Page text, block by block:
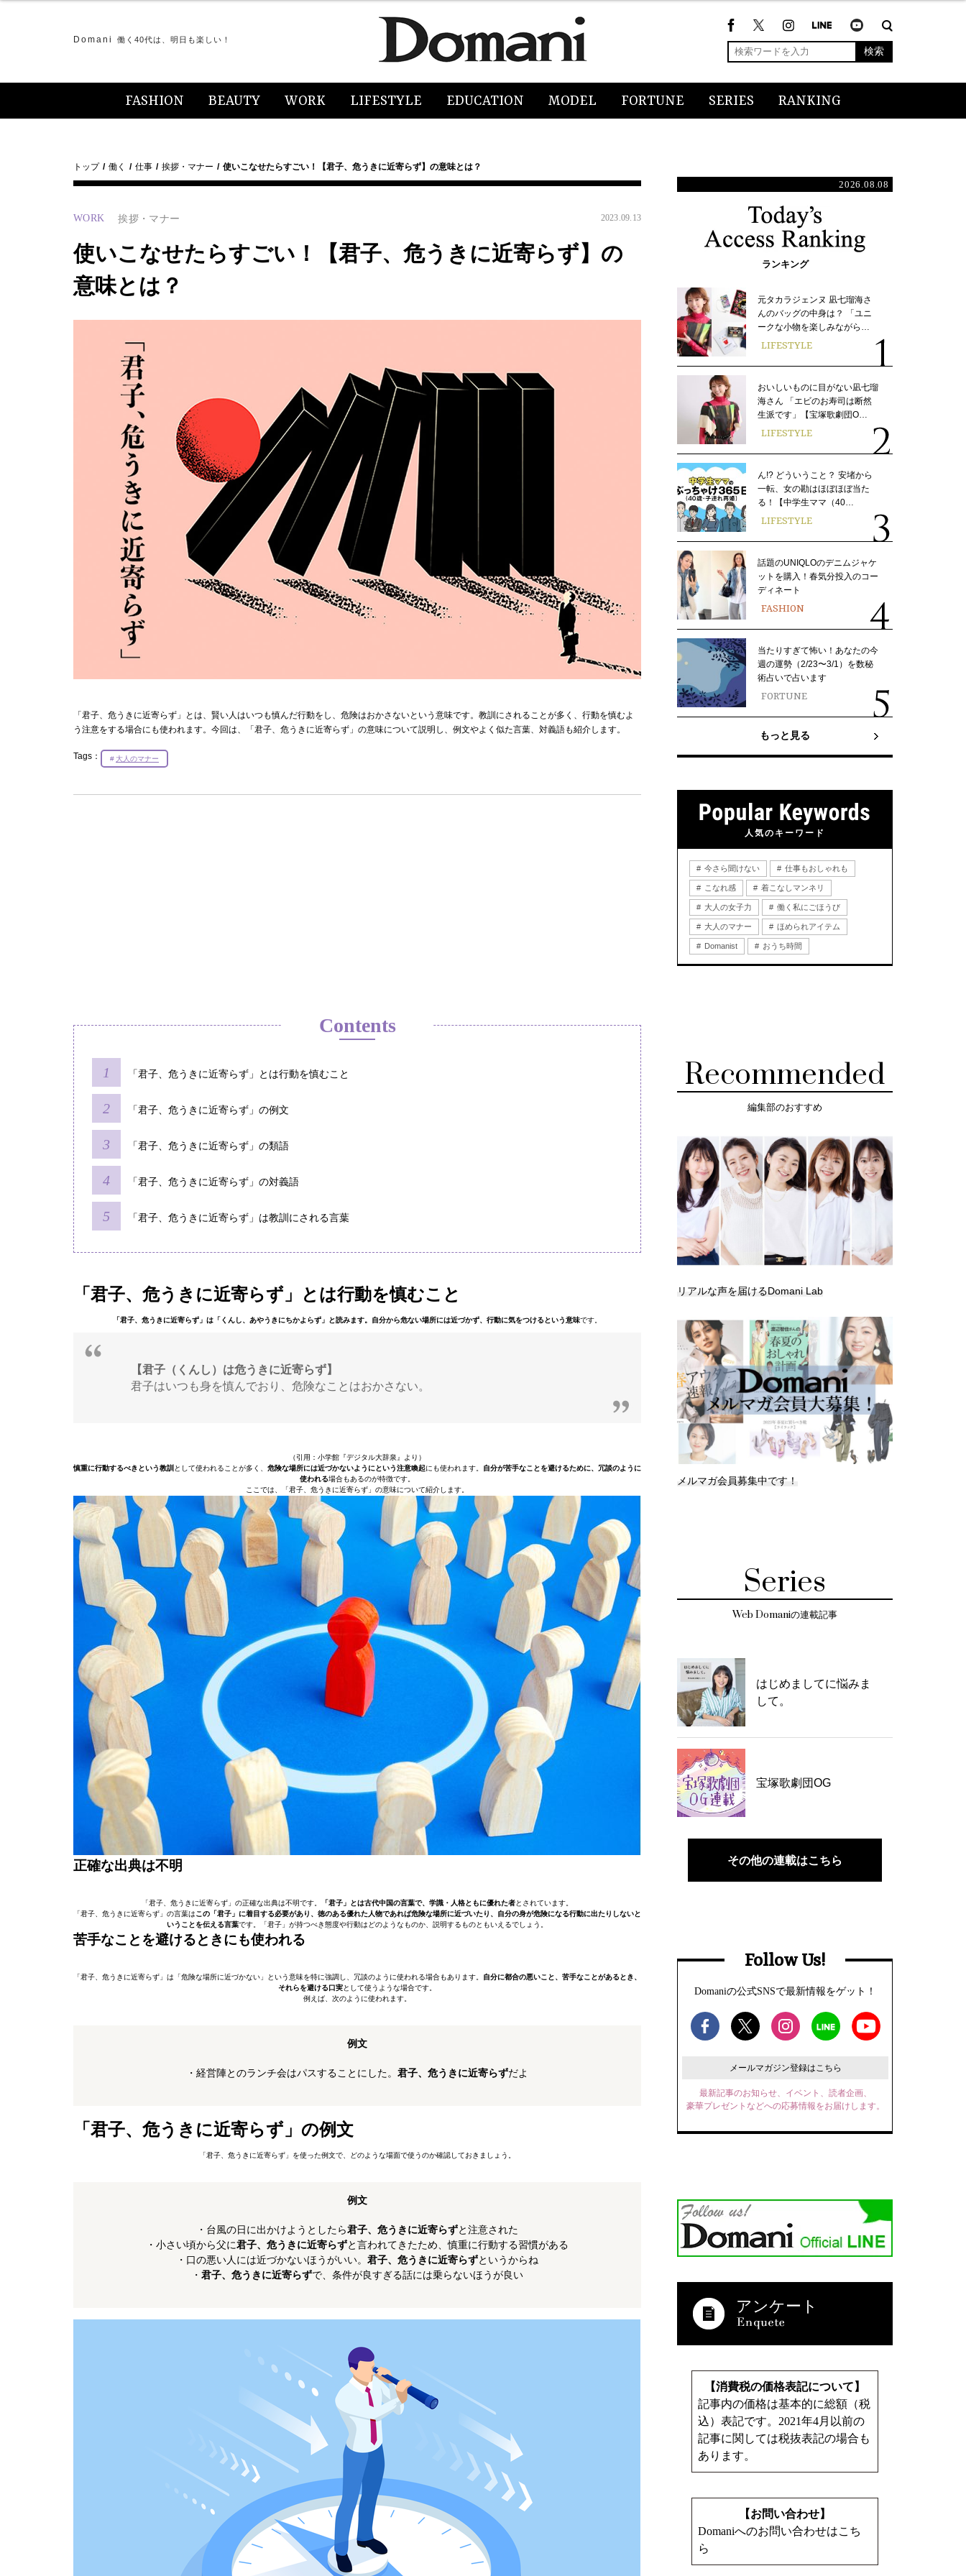
Domani 働く40代は、明日も楽しい！
検索
FASHION BEAUTY WORK LIFESTYLE EDUCATION MODEL FORTUNE SERIES RANKING
トップ 働く 仕事 挨拶・マナー 使いこなせたらすごい！【君子、危うきに近寄らず】の意味とは？
WORK 挨拶・マナー 2023.09.13
使いこなせたらすごい！【君子、危うきに近寄らず】の
意味とは？
「君子、危うきに近寄らず」とは、賢い人はいつも慎んだ行動をし、危険はおかさないという意味です。教訓にされることが多く、行動を慎むよ
う注意をする場合にも使われます。今回は、「君子、危うきに近寄らず」の意味について説明し、例文やよく似た言葉、対義語も紹介します。
Tags： 大人のマナー
Contents
「君子、危うきに近寄らず」とは行動を慎むこと
「君子、危うきに近寄らず」の例文
「君子、危うきに近寄らず」の類語
「君子、危うきに近寄らず」の対義語
「君子、危うきに近寄らず」は教訓にされる言葉
「君子、危うきに近寄らず」とは行動を慎むこと
「君子、危うきに近寄らず」は「くんし、あやうきにちかよらず」と読みます。自分から危ない場所には近づかず、行動に気をつけるという意味です。
【君子（くんし）は危うきに近寄らず】
君子はいつも身を慎んでおり、危険なことはおかさない。
（引用：小学館『デジタル大辞泉』より）
慎重に行動するべきという教訓 として使われることが多く、 危険な場所には近づかないようにという注意喚起にも使われます。 自分が苦手なことを避けるために、冗談のように
使われる場合もあるのが特徴です。
ここでは、「君子、危うきに近寄らず」の意味について紹介します。
正確な出典は不明
「君子、危うきに近寄らず」の正確な出典は不明です。 「君子」とは古代中国の言葉で、学識・人格ともに優れた者とされています。
「君子、危うきに近寄らず」の言葉はこの「君子」に着目する必要があり、徳のある優れた人物であれば危険な場所に近づいたり、自分の身が危険になる行動に出たりしないと
いうことを伝える言葉です。「君子」が持つべき態度や行動はどのようなものか、説明するものともいえるでしょう。
苦手なことを避けるときにも使われる
「君子、危うきに近寄らず」は「危険な場所に近づかない」という意味を特に強調し、冗談のように使われる場合もあります。 自分に都合の悪いこと、苦手なことがあるとき、
それらを避ける口実として使うような場合です。
例えば、次のように使われます。
例文
・経営陣とのランチ会はパスすることにした。 君子、危うきに近寄らずだよ
「君子、危うきに近寄らず」の例文
「君子、危うきに近寄らず」を使った例文で、どのような場面で使うのか確認しておきましょう。
例文
・台風の日に出かけようとしたら君子、危うきに近寄らずと注意された
・小さい頃から父に君子、危うきに近寄らずと言われてきたため、慎重に行動する習慣がある
・口の悪い人には近づかないほうがいい。 君子、危うきに近寄らずというからね
・ 君子、危うきに近寄らずで、条件が良すぎる話には乗らないほうが良い
2026.08.08
ランキング
元タカラジェンヌ 凪七瑠海さ
んのバッグの中身は？ 「ユニ
ークな小物を楽しみながら…
LIFESTYLE
おいしいものに目がない凪七瑠
海さん 「エビのお寿司は断然
生派です」【宝塚歌劇団O…
LIFESTYLE
ん!? どういうこと？ 安堵から
一転、女の勘はほぼほぼ当た
る！【中学生ママ（40…
LIFESTYLE
話題のUNIQLOのデニムジャケ
ットを購入！春気分投入のコー
ディネート
FASHION
当たりすぎて怖い！あなたの今
週の運勢（2/23〜3/1）を数秘
術占いで占います
FORTUNE
もっと見る
人気のキーワード
今さら聞けない 仕事もおしゃれも
こなれ感 着こなしマンネリ
大人の女子力 働く私にごほうび
大人のマナー ほめられアイテム
Domanist おうち時間
Recommended
編集部のおすすめ
リアルな声を届けるDomani Lab
メルマガ会員募集中です！
Series
Web Domaniの連載記事
はじめましてに悩みま
して。
宝塚歌劇団OG
その他の連載はこちら
Follow Us!
Domaniの公式SNSで最新情報をゲット！
メールマガジン登録はこちら
最新記事のお知らせ、イベント、読者企画、
豪華プレゼントなどへの応募情報をお届けします。
アンケート
【消費税の価格表記について】
記事内の価格は基本的に総額（税
込）表記です。2021年4月以前の
記事に関しては税抜表記の場合も
あります。
【お問い合わせ】
Domaniへのお問い合わせはこち
ら